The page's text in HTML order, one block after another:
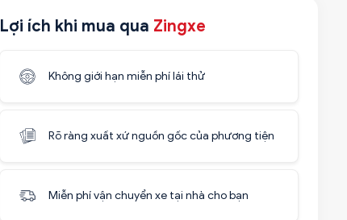
Lợi ích khi mua qua Zingxe
Không giới hạn miễn phí lái thử
Rõ ràng xuất xứ nguồn gốc của phương tiện
Miễn phí vận chuyển xe tại nhà cho bạn